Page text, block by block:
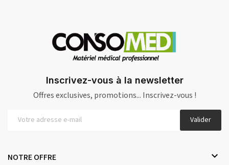
Inscrivez-vous à la newsletter
Offres exclusives, promotions... Inscrivez-vous !
Valider
NOTRE OFFRE 